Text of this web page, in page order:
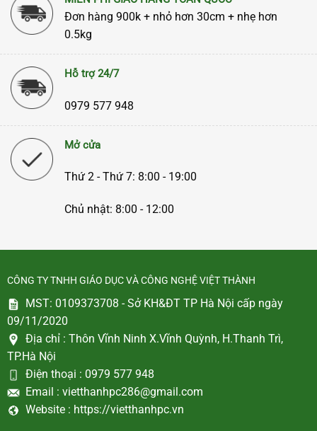
Đơn hàng 900k + nhỏ hơn 30cm + nhẹ hơn
0.5kg
Hỗ trợ 24/7
0979 577 948
Mở cửa
Thứ 2 - Thứ 7: 8:00 - 19:00
Chủ nhật: 8:00 - 12:00
CÔNG TY TNHH GIÁO DỤC VÀ CÔNG NGHỆ VIỆT THÀNH
MST: 0109373708 - Sở KH&ĐT TP Hà Nội cấp ngày
09/11/2020
Địa chỉ : Thôn Vĩnh Ninh X.Vĩnh Quỳnh, H.Thanh Trì,
TP.Hà Nội
Điện thoại : 0979 577 948
Email : vietthanhpc286@gmail.com
Website : https://vietthanhpc.vn